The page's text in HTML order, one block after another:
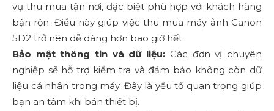
vụ thu mua tận nơi, đặc biệt phù hợp với khách hàng
bận rộn. Điều này giúp việc thu mua máy ảnh Canon
5D2 trở nên dễ dàng hơn bao giờ hết.
Bảo mật thông tin và dữ liệu: Các đơn vị chuyên
nghiệp sẽ hỗ trợ kiểm tra và đảm bảo không còn dữ
liệu cá nhân trong máy. Đây là yếu tố quan trọng giúp
bạn an tâm khi bán thiết bị.